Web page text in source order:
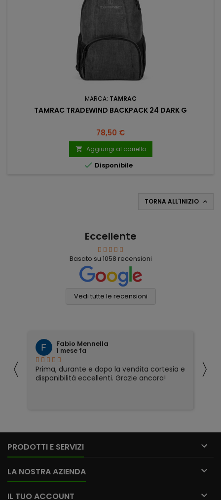
MARCA: TAMRAC
TAMRAC TRADEWIND BACKPACK 24 DARK G
Prezzo
78,50 €
 Aggiungi al carrello
 Disponibile
TORNA ALL'INIZIO 
Eccellente
Basato su 1058 recensioni
Vedi tutte le recensioni
〈
Fabio Mennella
1 mese fa
Prima, durante e dopo la vendita cortesia e
disponibilità eccellenti. Grazie ancora!
〉
PRODOTTI E SERVIZI 
LA NOSTRA AZIENDA 
IL TUO ACCOUNT 